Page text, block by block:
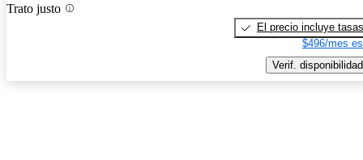
Trato justo
El precio incluye tasas
$496/mes
Verif. disponibilidad